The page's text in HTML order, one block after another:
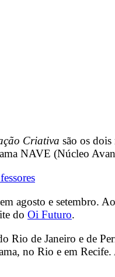
Criativa são os
NAVE (Núcleo
agosto e setembro.
do Oi Futuro.
Rio de Janeiro e de
no Rio e em